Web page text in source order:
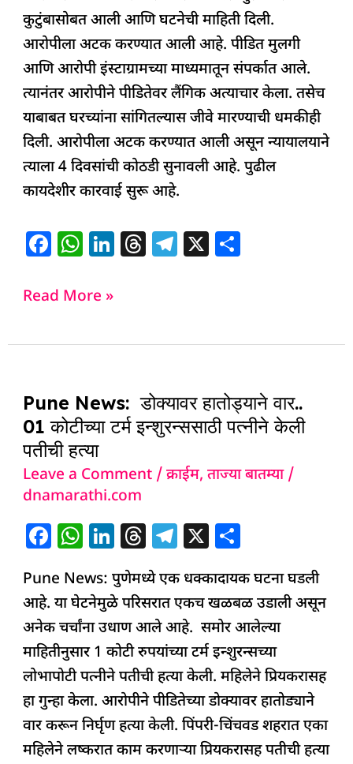
कुटुंबासोबत आली आणि घटनेची माहिती दिली.
आरोपीला अटक करण्यात आली आहे. पीडित मुलगी
आणि आरोपी इंस्टाग्रामच्या माध्यमातून संपर्कात आले.
त्यानंतर आरोपीने पीडितेवर लैंगिक अत्याचार केला. तसेच
याबाबत घरच्यांना सांगितल्यास जीवे मारण्याची धमकीही
दिली. आरोपीला अटक करण्यात आली असून न्यायालयाने
त्याला 4 दिवसांची कोठडी सुनावली आहे. पुढील
कायदेशीर कारवाई सुरू आहे.
F
c
b
o
k
W
at
A
p
Li
dI
T
d
T
ra
X
Read More »
Pune News: डोक्यावर हातोड्याने वार..
01 कोटीच्या टर्म इन्शुरन्ससाठी पत्नीने केली
पतीची हत्या
Leave a Comment /क्राईम,ताज्या बातम्या/
dnamarathi.com
F
c
e
b
o
o
k
W
at
s
A
p
p
Li
n
k
e
dI
n
T
h
re
a
d
s
T
e
g
ra
m
X
ar
e
Pune News: पुणेमध्ये एक धक्कादायक घटना घडली
आहे. या घेटनेमुळे परिसरात एकच खळबळ उडाली असून
अनेक चर्चांना उधाण आले आहे. समोर आलेल्या
माहितीनुसार 1 कोटी रुपयांच्या टर्म इन्शुरन्सच्या
लोभापोटी पत्नीने पतीची हत्या केली. महिलेने प्रियकरासह
हा गुन्हा केला. आरोपीने पीडितेच्या डोक्यावर हातोड्याने
वार करून निर्घृण हत्या केली. पिंपरी-चिंचवड शहरात एका
महिलेने लष्करात काम करणाऱ्या प्रियकरासह पतीची हत्या
News:
डोक्यावर
हातोड्याने
वार..
01
कोटीच्या
टर्म
इन्शुरन्ससाठी
पत्नीने
केली
पतीची
हत्या